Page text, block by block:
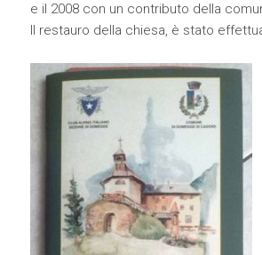
e il 2008 con un contributo della
Il restauro della chiesa, è stato